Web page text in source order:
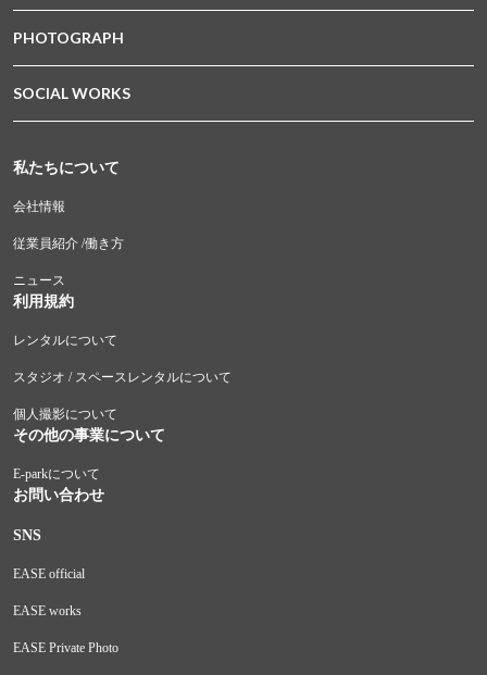
PHOTOGRAPH
SOCIAL WORKS
私たちについて
会社情報
従業員紹介 /働き方
ニュース
利用規約
レンタルについて
スタジオ / スペースレンタルについて
個人撮影について
その他の事業について
E-parkについて
お問い合わせ
SNS
EASE official
EASE works
EASE Private Photo